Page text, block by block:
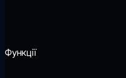
Функції